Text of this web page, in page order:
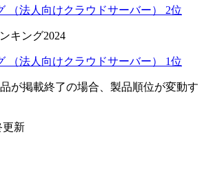
（法人向けクラウドサーバー） 2位
キング2024
（法人向けクラウドサーバー） 1位
が掲載終了の場合、製品順位が変動す
更新